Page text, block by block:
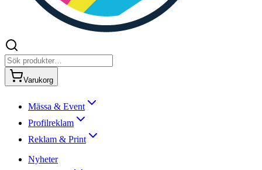
Varukorg
Mässa & Event
Profilreklam
Reklam & Print
Nyheter